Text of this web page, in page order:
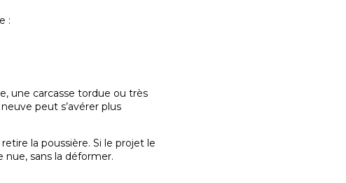
:
une carcasse tordue ou très
peut s’avérer plus
la poussière. Si le projet le
nue, sans la déformer.